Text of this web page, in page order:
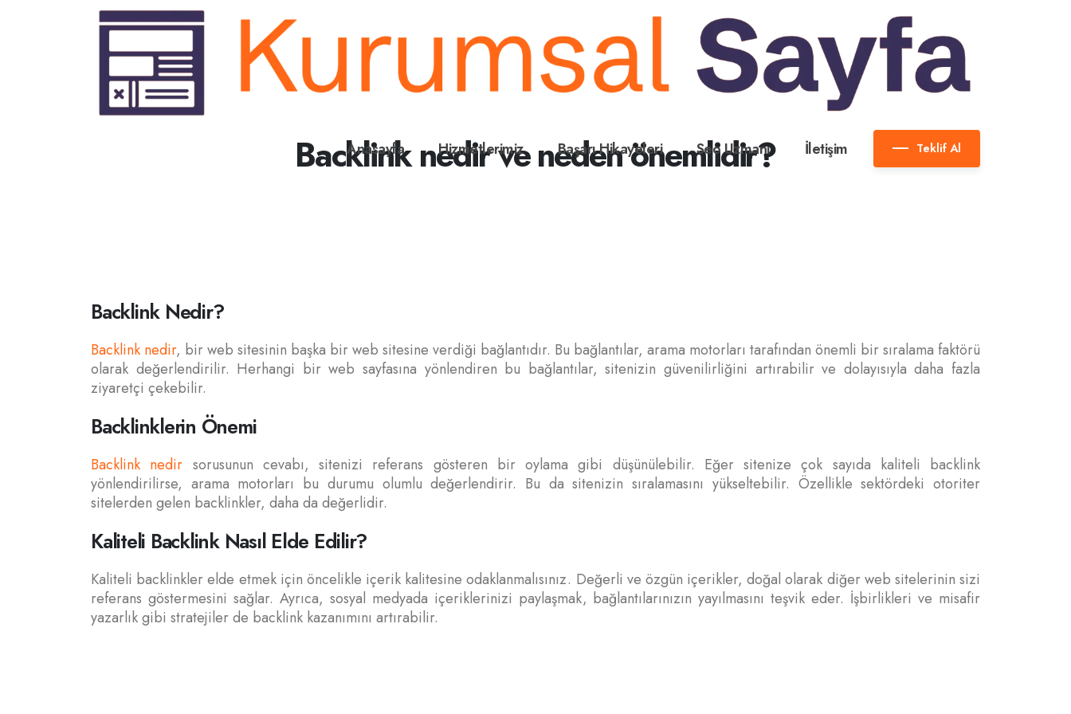
Anasayfa Hizmetlerimiz Başarı Hikayeleri Seo Uzmanı İletişim Teklif Al
Backlink nedir ve neden önemlidir?
Backlink Nedir?
Backlink nedir, bir web sitesinin başka bir web sitesine verdiği bağlantıdır. Bu bağlantılar, arama motorları tarafından önemli bir sıralama faktörü
olarak değerlendirilir. Herhangi bir web sayfasına yönlendiren bu bağlantılar, sitenizin güvenilirliğini artırabilir ve dolayısıyla daha fazla
ziyaretçi çekebilir.
Backlinklerin Önemi
Backlink nedir sorusunun cevabı, sitenizi referans gösteren bir oylama gibi düşünülebilir. Eğer sitenize çok sayıda kaliteli backlink
yönlendirilirse, arama motorları bu durumu olumlu değerlendirir. Bu da sitenizin sıralamasını yükseltebilir. Özellikle sektördeki otoriter
sitelerden gelen backlinkler, daha da değerlidir.
Kaliteli Backlink Nasıl Elde Edilir?
Kaliteli backlinkler elde etmek için öncelikle içerik kalitesine odaklanmalısınız. Değerli ve özgün içerikler, doğal olarak diğer web sitelerinin sizi
referans göstermesini sağlar. Ayrıca, sosyal medyada içeriklerinizi paylaşmak, bağlantılarınızın yayılmasını teşvik eder. İşbirlikleri ve misafir
yazarlık gibi stratejiler de backlink kazanımını artırabilir.